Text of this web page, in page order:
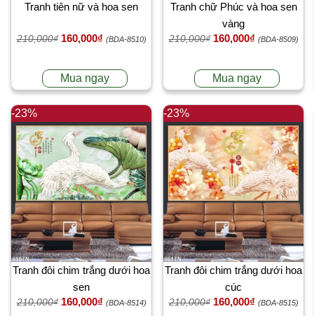
Tranh tiên nữ và hoa sen
210,000₫ 160,000₫ (BDA-8510)
Mua ngay
Tranh chữ Phúc và hoa sen
vàng
210,000₫ 160,000₫ (BDA-8509)
Mua ngay
-23%
Tranh đôi chim trắng dưới hoa
sen
210,000₫ 160,000₫ (BDA-8514)
-23%
Tranh đôi chim trắng dưới hoa
cúc
210,000₫ 160,000₫ (BDA-8515)